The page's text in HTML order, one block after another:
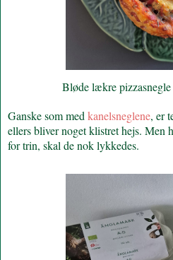
Bløde lækre
Ganske som med kanelsneglene, er
ellers bliver noget klistret hejs. Men
for trin, skal de nok lykkedes.